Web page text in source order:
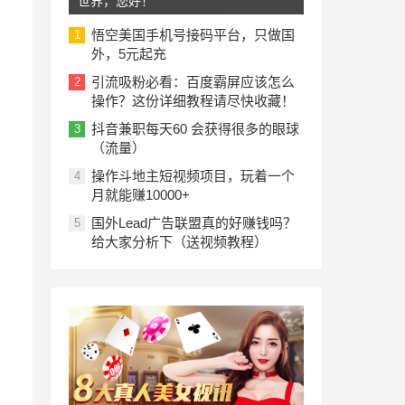
1
悟空美国手机号接码平台，只做国
外，5元起充
2
引流吸粉必看：百度霸屏应该怎么
操作？这份详细教程请尽快收藏！
3
抖音兼职每天60 会获得很多的眼球
（流量）
4
操作斗地主短视频项目，玩着一个
月就能赚10000+
5
国外Lead广告联盟真的好赚钱吗？
给大家分析下（送视频教程）